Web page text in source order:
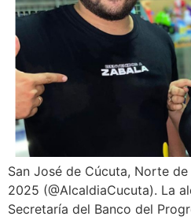
San José de Cúcuta, Norte
2025 (@AlcaldiaCucuta). La
Secretaría del Banco del